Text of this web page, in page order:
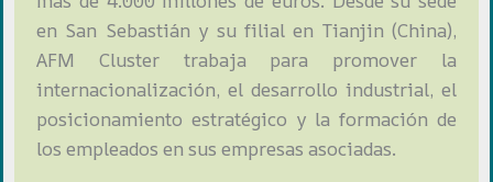
en San Sebastián y su filial en Tianjin (China),
AFM Cluster trabaja para promover la
internacionalización, el desarrollo industrial, el
posicionamiento estratégico y la formación de
los empleados en sus empresas asociadas.